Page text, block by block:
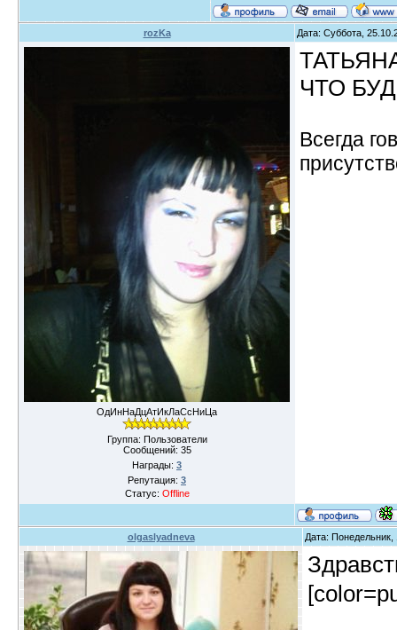
rozKa Дата: Суббота,
ОдИнНаДцАтИкЛаСсНиЦа
Группа: Пользователи
Сообщений: 35
Награды: 3
Репутация: 3
Статус: Offline
ЧТО
Всегда
olgaslyadneva Дата: